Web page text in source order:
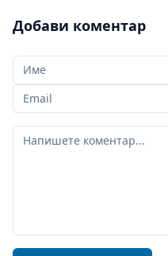
Добави коментар
Вашето име
Вашият имейл
Вашият коментар